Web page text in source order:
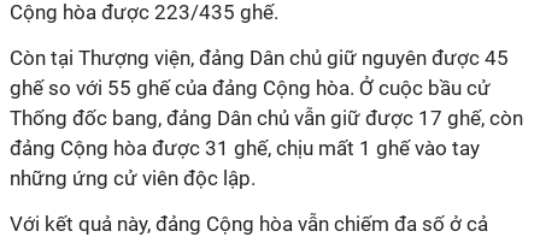
Cộng hòa được 223/435 ghế.
Còn tại Thượng viện, đảng Dân chủ giữ nguyên được 45
ghế so với 55 ghế của đảng Cộng hòa. Ở cuộc bầu cử
Thống đốc bang, đảng Dân chủ vẫn giữ được 17 ghế, còn
đảng Cộng hòa được 31 ghế, chịu mất 1 ghế vào tay
những ứng cử viên độc lập.
Với kết quả này, đảng Cộng hòa vẫn chiếm đa số ở cả